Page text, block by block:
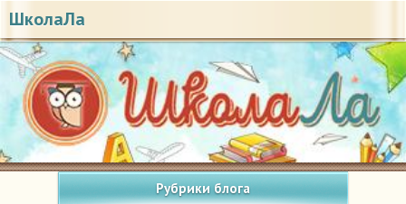
ШколаЛа
Рубрики блога